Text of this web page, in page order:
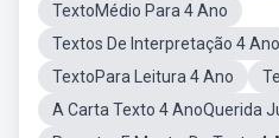
TextoMédio Para 4 Ano
Textos De Interpretação 4 Ano
TextoPara Leitura 4 Ano
A Carta Texto 4 AnoQuerida